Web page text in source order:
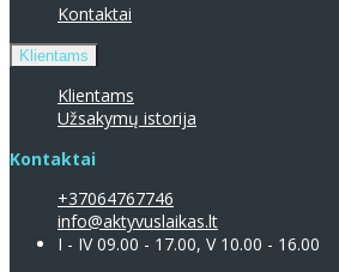
Kontaktai
Klientams
Klientams
Užsakymų istorija
Kontaktai
+37064767746
info@aktyvuslaikas.lt
I - IV 09.00 - 17.00, V 10.00 - 16.00